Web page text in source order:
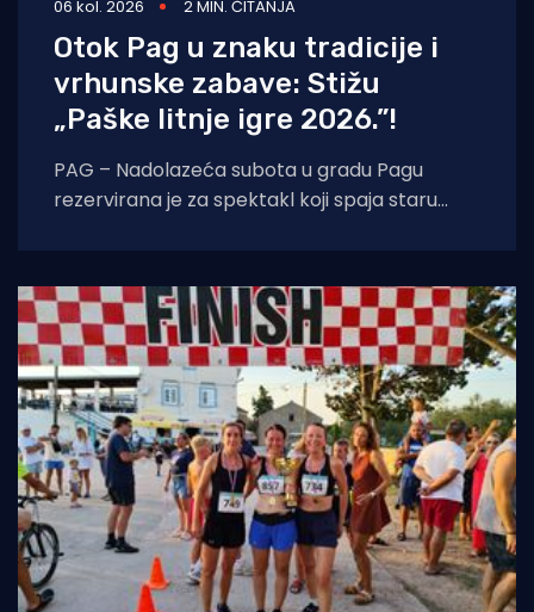
06 kol. 2026 2 MIN. ČITANJA
Otok Pag u znaku tradicije i
vrhunske zabave: Stižu
„Paške litnje igre 2026.”!
PAG – Nadolazeća subota u gradu Pagu
rezervirana je za spektakl koji spaja staru